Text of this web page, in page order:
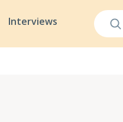
Interviews